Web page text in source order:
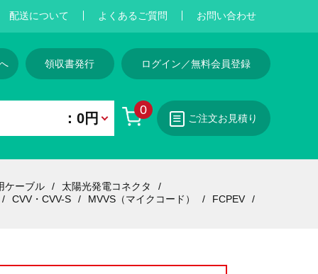
配送について よくあるご質問 お問い合わせ
領収書発行 ログイン／無料会員登録
0
：0円 ご注文お見積り
ケーブル
太陽光発電コネクタ
CVV・CVV-S MVVS（マイクコード）
FCPEV